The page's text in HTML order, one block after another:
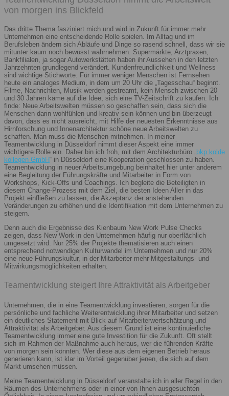
von morgen ins Blickfeld
Das dritte Thema fasziniert mich und wird in Zukunft für immer mehr
Unternehmen eine entscheidende Rolle spielen. Im Alltag und im
Berufsleben ändern sich Abläufe und Dinge so rasend schnell, dass wir sie
mitunter kaum noch bewusst wahrnehmen. Supermärkte, Arztpraxen,
Bankfilialen, ja sogar Autowerkstätten haben ihr Aussehen in den letzten
Jahrzehnten grundlegend verändert. Kundenfreundlichkeit und Wellness
sind wichtige Stichworte. Für immer weniger Menschen ist Fernsehen
heute ein analoges Medium, in dem um 20 Uhr die „Tagesschau“ beginnt.
Filme, Nachrichten, Musik werden gestreamt, kein Mensch zwischen 20
und 30 Jahren käme auf die Idee, sich eine TV-Zeitschrift zu kaufen. Ich
finde: Neue Arbeitswelten müssen so geschaffen sein, dass sich die
Menschen darin wohlfühlen und kreativ sein können und bin überzeugt
davon, dass es nicht ausreicht, mit Hilfe der neuesten Erkenntnisse aus
Hirnforschung und Innenarchitektur schöne neue Arbeitswelten zu
schaffen. Man muss die Menschen mitnehmen. In meiner
Teamentwicklung in Düsseldorf nimmt dieser Aspekt eine immer
wichtigere Rolle ein. Daher bin ich froh, mit dem Architekturbüro „bkp kolde
kollegen GmbH“ in Düsseldorf eine Kooperation geschlossen zu haben.
Teamentwicklung in neuer Arbeitsumgebung beinhaltet hier unter anderem
eine Begleitung der Führungskräfte und Mitarbeiter in Form von
Workshops, Kick-Offs und Coachings. Ich begleite die Beteiligten in
diesem Change-Prozess mit dem Ziel, die besten Ideen Aller in das
Projekt einfließen zu lassen, die Akzeptanz der anstehenden
Veränderungen zu erhöhen und die Identifikation mit dem Unternehmen zu
steigern.
Denn auch die Ergebnisse des Kienbaum New Work Pulse Checks
zeigen, dass New Work in den Unternehmen häufig nur oberflächlich
umgesetzt wird. Nur 25% der Projekte thematisieren auch einen
entsprechend notwendigen Kulturwandel im Unternehmen und nur 20%
eine neue Führungskultur, in der Mitarbeiter mehr Mitgestaltungs- und
Mitwirkungsmöglichkeiten erhalten.
Teamentwicklung steigert Ihre Attraktivität als Arbeitgeber
Unternehmen, die in eine Teamentwicklung investieren, sorgen für die
persönliche und fachliche Weiterentwicklung ihrer Mitarbeiter und setzen
ein deutliches Statement mit Blick auf Mitarbeiterwertschätzung und
Attraktivität als Arbeitgeber. Aus diesem Grund ist eine kontinuierliche
Teamentwicklung immer eine gute Investition für die Zukunft. Oft stellt
sich im Rahmen der Maßnahme auch heraus, wer die führenden Kräfte
von morgen sein könnten. Wer diese aus dem eigenen Betrieb heraus
generieren kann, ist klar im Vorteil gegenüber jenen, die sich auf dem
Markt umsehen müssen.
Meine Teamentwicklung in Düsseldorf veranstalte ich in aller Regel in den
Räumen des Unternehmens oder in einer von Ihnen ausgesuchten